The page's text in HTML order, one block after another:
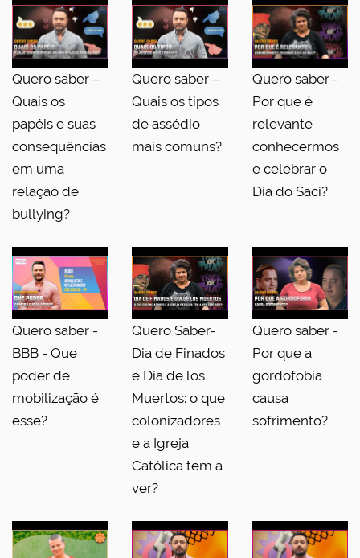
Quero saber –
Quais os
papéis e suas
consequências
em uma
relação de
bullying?
Quero saber –
Quais os tipos
de assédio
mais comuns?
Quero saber -
Por que é
relevante
conhecermos
e celebrar o
Dia do Saci?
Quero saber -
BBB - Que
poder de
mobilização é
esse?
Quero Saber-
Dia de Finados
e Dia de los
Muertos: o que
colonizadores
e a Igreja
Católica tem a
ver?
Quero saber -
Por que a
gordofobia
causa
sofrimento?